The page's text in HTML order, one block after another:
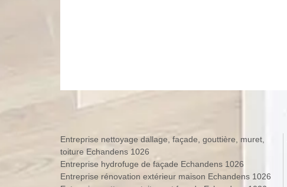
Entreprise nettoyage dallage, façade, gouttière, muret,
toiture Echandens 1026
Entreprise hydrofuge de façade Echandens 1026
Entreprise rénovation extérieur maison Echandens 1026